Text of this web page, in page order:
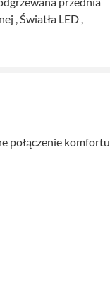
połączenie komfortu